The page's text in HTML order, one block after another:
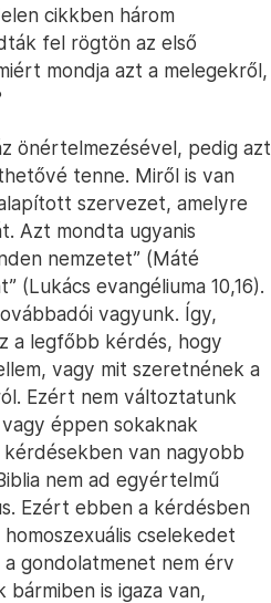
cikkben három
fel rögtön az első
mondja azt a melegekről,
önértelmezésével, pedig azt
tenne. Miről is van
szervezet, amelyre
Azt mondta ugyanis
nemzetet” (Máté
(Lukács evangéliuma 10,16).
vagyunk. Így,
a legfőbb kérdés, hogy
vagy mit szeretnének a
Ezért nem változtatunk
éppen sokaknak
kérdésekben van nagyobb
nem ad egyértelmű
Ezért ebben a kérdésben
cselekedet
gondolatmenet nem érv
is igaza van,